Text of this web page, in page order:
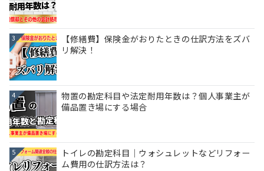
3
【修繕費】保険金がおりたときの仕訳方法をズバ
リ解決！
4
物置の勘定科目や法定耐用年数は？個人事業主が
備品置き場にする場合
5
トイレの勘定科目｜ウォシュレットなどリフォー
ム費用の仕訳方法は？